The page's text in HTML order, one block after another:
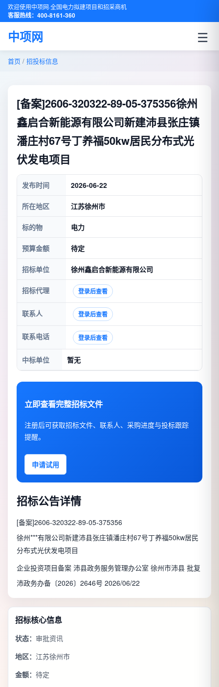
欢迎使用中项网·全国电力拟建项目和招采商机
客服热线：400-8161-360
中项网 ☰
首页 / 招投标信息
[备案]2606-320322-89-05-375356徐州
鑫启合新能源有限公司新建沛县张庄镇
潘庄村67号丁养福50kw居民分布式光
伏发电项目
发布时间 2026-06-22
所在地区 江苏徐州市
标的物 电力
预算金额 待定
招标单位 徐州鑫启合新能源有限公司
招标代理 登录后查看
联系人 登录后查看
联系电话 登录后查看
中标单位 暂无
立即查看完整招标文件
注册后可获取招标文件、联系人、采购进度与投标跟踪
提醒。
申请试用
招标公告详情
[备案]2606-320322-89-05-375356
徐州***有限公司新建沛县张庄镇潘庄村67号丁养福50kw居民
分布式光伏发电项目
企业投资项目备案 沛县政务服务管理办公室 徐州市沛县 批复
沛政务办备〔2026〕2646号 2026/06/22
招标核心信息
状态： 审批资讯
地区： 江苏徐州市
金额： 待定